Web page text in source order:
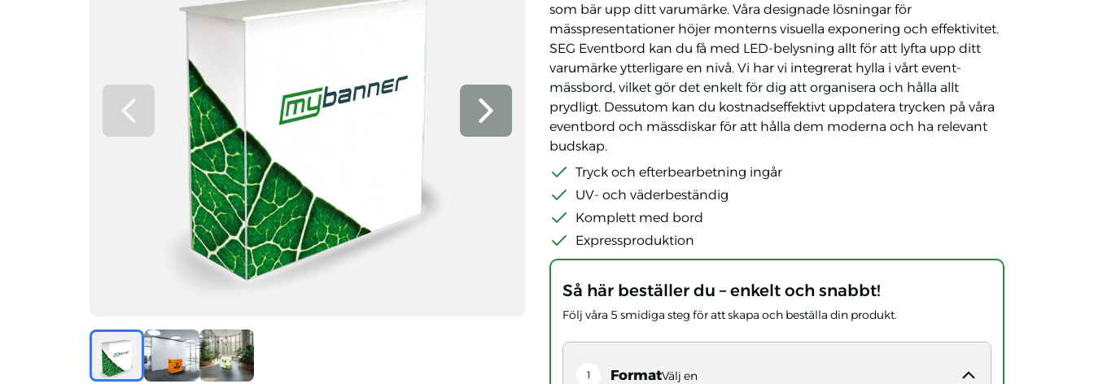
Föregående bild Nästa bild
SEG Eventbord LED med eget tryck
SEG Eventbord LED med eget tryck
SEG Eventbord LED med eget tryck
SEG Eventbord LED med eget tryck
SEG Eventbord LED med eget tryck
SEG Eventbord LED med eget tryck
som bär upp ditt varumärke. Våra designade lösningar för
mässpresentationer höjer monterns visuella exponering och effektivitet.
SEG Eventbord kan du få med LED-belysning allt för att lyfta upp ditt
varumärke ytterligare en nivå. Vi har vi integrerat hylla i vårt event-
mässbord, vilket gör det enkelt för dig att organisera och hålla allt
prydligt. Dessutom kan du kostnadseffektivt uppdatera trycken på våra
eventbord och mässdiskar för att hålla dem moderna och ha relevant
budskap.
Tryck och efterbearbetning ingår
UV- och väderbeständig
Komplett med bord
Expressproduktion
Så här beställer du – enkelt och snabbt!
Följ våra 5 smidiga steg för att skapa och beställa din produkt.
1 FormatVälj en